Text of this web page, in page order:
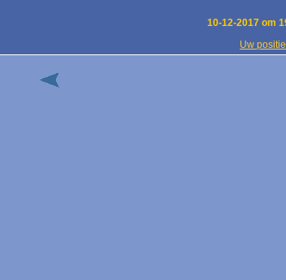
10-12-2017 om
Uw